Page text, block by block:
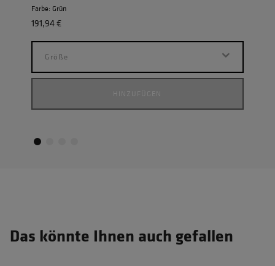
Farbe: Grün
191,94 €
Größe
HINZUFÜGEN
Das könnte Ihnen auch gefallen